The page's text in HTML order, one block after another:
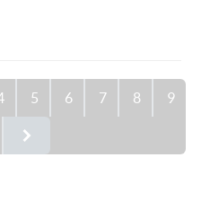
5 6 7 8 9